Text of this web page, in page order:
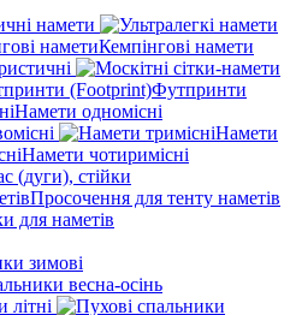
намети
Кемпінгові намети
Футпринти
Намети одномісні
Намети
Намети чотиримісні
(дуги), стійки
Просочення для тенту наметів
для наметів
зимові
весна-осінь
літні